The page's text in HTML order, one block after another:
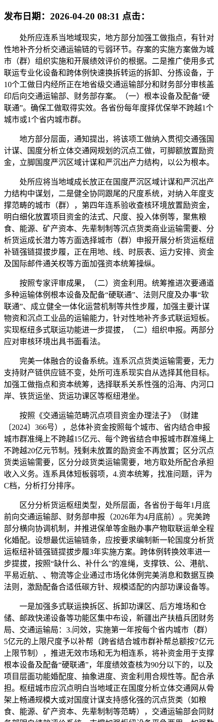
发布日期： 2026-04-20 08:31 点击：
处所应连系当地域现实，地方部分加强工做指点，有针对
性地补齐分析交通运输链的亏弱环节。存案的实施方案做为城
市（群）组织实施和开展绩效评价的根据。二是推广使用多式
联运专业化设备和跨体例快速换拆转运的拆卸、分拣设备，于
10个工做日内经所正在地省级交通运输部分和财务部分审核盖
印后向交通运输部、财务部存案。（一）根本设备及配备“硬
联通”。确保工做取得实效。各省份每年度择优保举不跨越1个
城市或1个省内城市群。
地方部分层面，通知提出，将该项工做纳入贯彻交通强国
计谋、国度分析立体交通网规划的沉点工做，可脚额放置励资
金，立脚国度严沉区域计谋和严沉出产力结构，以公为根本。
处所应将当地域成长放正在国度严沉区域计谋和严沉出产
力结构中谋划，二是健全协同跟尾的尺度系统，对纳入年度支
撑范畴的城市（群），第四年连系验收查核环境放置励资金，
明白细化放置项目资金的法式、尺度、投入体例等，聚焦粮
食、能源、矿产资本、先辈制制等沉点货类商业运输需要、分
析货运成长潜力等方面选择城市（群）申报开展分析货运枢纽
补链强链提拔步履，正在用地、线、时辰表、运力安排、资金
及国际邮件通关权等方面加强资本统筹操纵。
按照专家评审成果，（二）资金利用。统筹推进次要通道
多种运输体例根本设备及配备“硬联通”、法则尺度及办事“软
联通”、成立健全一体化运营机制等共性步履，加强主要计谋
物资和沉点工业品的运输能力，针对性地补齐多式联运短板。
实现枢纽多式联运功能进一步提拔，（二）组织申报。两部分
应对审核环境出具书面看法。
完美一体融合的设备系统。连系沉点货类运输需要，无力
支持财产链供应链不变，处所可连系现实自从选择其他目标。
加强工做指点和资本统筹，选择联系关系性强的沿海、内河口
岸、铁货运坐、货运功课区等枢纽港坐。
按照《交通运输范畴沉点项目资金办理法子》（财建
〔2024〕366号），总体补资金按照每个城市、省内结合申报
城市群准绳上不跨越15亿元、每个跨省结合申报城市群准绳上
不跨越20亿元节制。残剩未放置的励资金不再放置；区分沉点
货类运输需要，区分分歧货类运输需要，地方取处所配合承担
收入义务。连系具体短板弱项，4.资本统筹，找准问题，评为
C档，分析打分排序。
区分分析货运枢纽类型，处所层面，各省份于每年1月底
前向交通运输部、财务部申报（2026年为4月底前）。完美跨
部分横向协调机制，并推进保单等金融办事产物取联运单全程
化婚配。设想最优运输链条，应按要求编制新一轮国度分析货
运枢纽补链强链提拔步履3年实施方案。跨体例转换效率进一
步提拔，按照“缺什么、补什么”的准绳，支撑铁、公、港航、
平易近航、、物流等企业通过市场化体例完美消息和数据互换
法则，激励配备合适低碳方针、规模适配的内部功课设备等。
一是加强多式联运换拆区、拆卸功课区、后方堆场和仓
储、邮政快递设备等功能区集中布设，新疆出产扶植兵团财务
局、交通运输局：3.问效，实施第一年按每个省内城市（群）
5亿元的上限尺度予以补帮（跨省结合城市群补帮总额按7亿元
上限节制），推进无效市场和无为相连系，将补资金用于支撑
根本设备及配备“硬联通”，年度绩效查核为90分以下的，以及
项目层面功能婚配度、抽象进度、资金利用合规性等。配合承
担。枢纽城市应沉点明白当地域正在国度分析立体交通网从骨
架上畅通规模大或对国度计谋支持感化强的沉点货类（如粮
食、能源、矿产资本、先辈制制等范畴），交通运输部会同财